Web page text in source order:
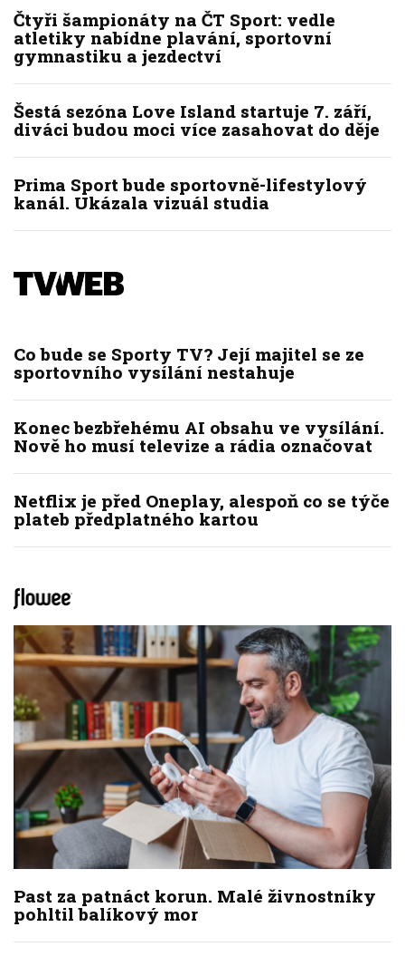
Čtyři šampionáty na ČT Sport: vedle
atletiky nabídne plavání, sportovní
gymnastiku a jezdectví
Šestá sezóna Love Island startuje 7. září,
diváci budou moci více zasahovat do děje
Prima Sport bude sportovně-lifestylový
kanál. Ukázala vizuál studia
Co bude se Sporty TV? Její majitel se ze
sportovního vysílání nestahuje
Konec bezbřehému AI obsahu ve vysílání.
Nově ho musí televize a rádia označovat
Netflix je před Oneplay, alespoň co se týče
plateb předplatného kartou
Past za patnáct korun. Malé živnostníky
pohltil balíkový mor